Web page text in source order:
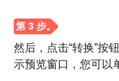
然后，点击“转换”按
示预览窗口，您可以